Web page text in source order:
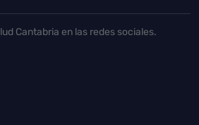
Cantabria en las redes sociales.